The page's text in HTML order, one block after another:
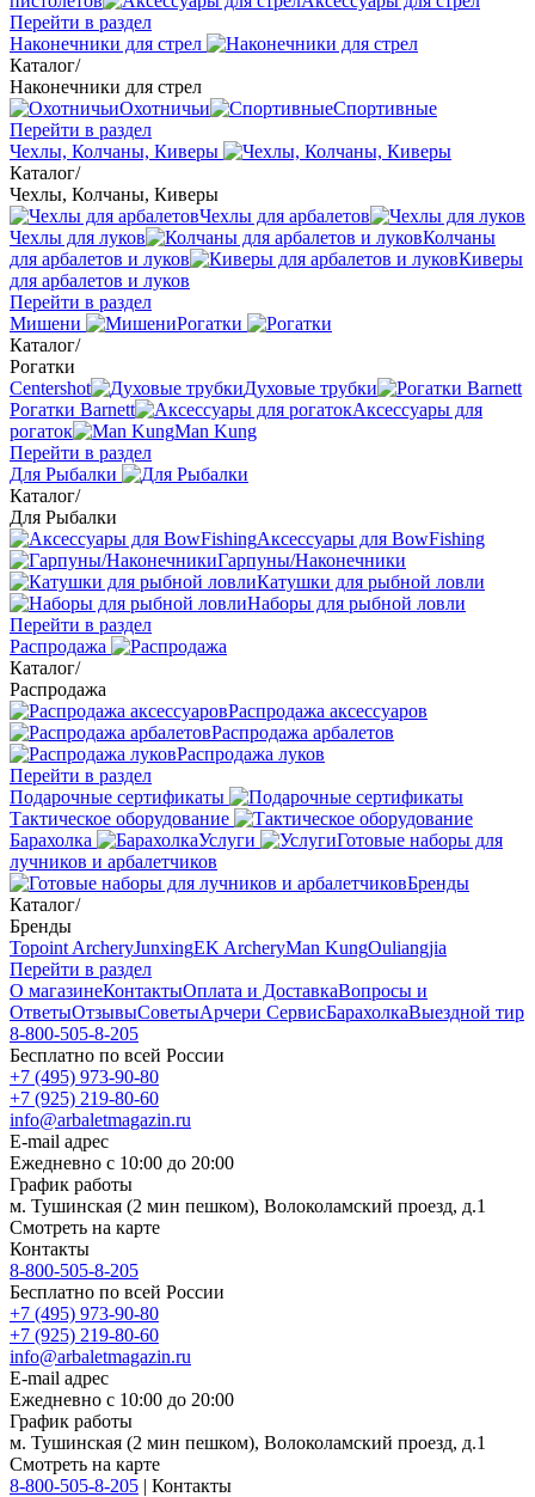
Перейти в раздел
Наконечники для стрел
Каталог/
Наконечники для стрел
Охотничьи
Спортивные
Перейти в раздел
Чехлы, Колчаны, Киверы
Каталог/
Чехлы, Колчаны, Киверы
Чехлы для арбалетов
Чехлы для луков
Колчаны
для арбалетов и луков
Киверы
для арбалетов и луков
Перейти в раздел
Мишени
Рогатки
Каталог/
Рогатки
Centershot
Духовые трубки
Рогатки Barnett
Аксессуары для
рогаток
Man Kung
Перейти в раздел
Для Рыбалки
Каталог/
Для Рыбалки
Аксессуары для BowFishing
Гарпуны/Наконечники
Катушки для рыбной ловли
Наборы для рыбной ловли
Перейти в раздел
Распродажа
Каталог/
Распродажа
Распродажа аксессуаров
Распродажа арбалетов
Распродажа луков
Перейти в раздел
Подарочные сертификаты
Тактическое оборудование
Барахолка
Услуги
Готовые наборы для
лучников и арбалетчиков
Бренды
Каталог/
Бренды
Topoint ArcheryJunxingEK ArcheryMan KungOuliangjia
Перейти в раздел
О магазинеКонтактыОплата и ДоставкаВопросы и
ОтветыОтзывыСоветыАрчери СервисБарахолкаВыездной тир
8-800-505-8-205
Бесплатно по всей России
+7 (495) 973-90-80
+7 (925) 219-80-60
info@arbaletmagazin.ru
E-mail адрес
Ежедневно с 10:00 до 20:00
График работы
м. Тушинская (2 мин пешком), Волоколамский проезд, д.1
Смотреть на карте
Контакты
8-800-505-8-205
Бесплатно по всей России
+7 (495) 973-90-80
+7 (925) 219-80-60
info@arbaletmagazin.ru
E-mail адрес
Ежедневно с 10:00 до 20:00
График работы
м. Тушинская (2 мин пешком), Волоколамский проезд, д.1
Смотреть на карте
8-800-505-8-205 | Контакты